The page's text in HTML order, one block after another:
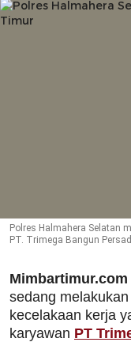
Polres Halmahera Selatan
PT. Trimega Bangun
Mimbartimur.com
sedang
kecelakaan kerja
karyawan PT